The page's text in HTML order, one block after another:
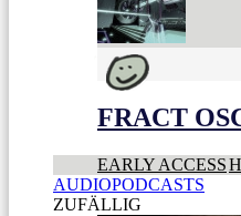
FRACT
EARLY ACCESS
AUDIOPODCASTS
ZUFÄLLIG